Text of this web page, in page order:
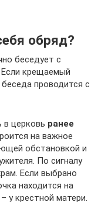
обряд?
беседует с
крещаемый
проводится с
в церковь ранее
на важное
обстановкой и
По сигналу
Если выбрано
находится на
у крестной матери.